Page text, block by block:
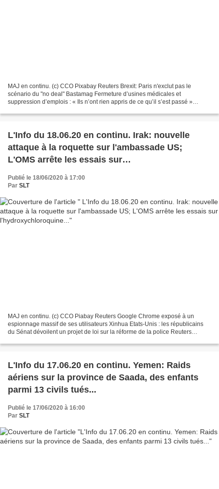
MAJ en continu. (c) CCO Pixabay Reuters Brexit: Paris n'exclut pas le
scénario du "no deal" Bastamag Fermeture d’usines médicales et
suppression d’emplois : « Ils n’ont rien appris de ce qu’il s’est passé »
L'Info du 18.06.20 en continu. Irak: nouvelle
attaque à la roquette sur l'ambassade US;
L'OMS arrête les essais sur
Publié le 18/06/2020 à 17:00
Par SLT
MAJ en continu. (c) CCO Piabay Reuters Google Chrome exposé à un
espionnage massif de ses utilisateurs Xinhua Etats-Unis : les républicains
du Sénat dévoilent un projet de loi sur la réforme de la police Reuters
L'Info du 17.06.20 en continu. Yemen: Raids
aériens sur la province de Saada, des enfants
parmi 13 civils tués...
Publié le 17/06/2020 à 16:00
Par SLT